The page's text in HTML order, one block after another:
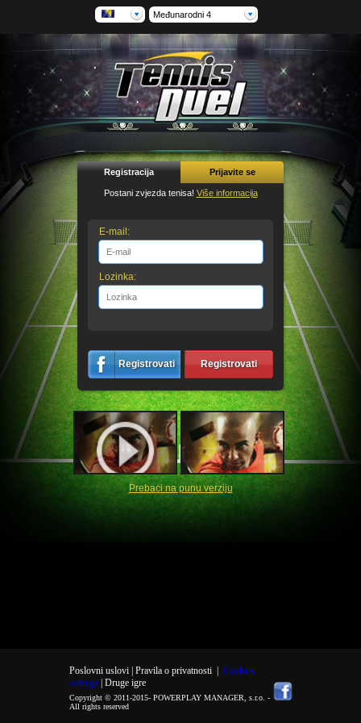
Međunarodni 4
Registracija Prijavite se
Postani zvjezda tenisa! Više informacija
E-mail:
Lozinka:
Registrovati Registrovati
Prebaci na punu verziju
Poslovni uslovi | Pravila o privatnosti| Cookies
settings
| Druge igre
Copyright © 2011-2015- POWERPLAY MANAGER, s.r.o. -
All rights reserved